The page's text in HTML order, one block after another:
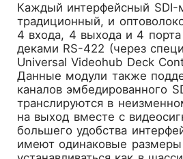
Каждый интерфейсный
традиционный, и
4 входа, 4 выхода и 4 порта
деками RS-422 (через
Universal Videohub Deck
Данные модули также
каналов эмбедированного
транслируются в
на выход вместе с
большего удобства
имеют одинаковые